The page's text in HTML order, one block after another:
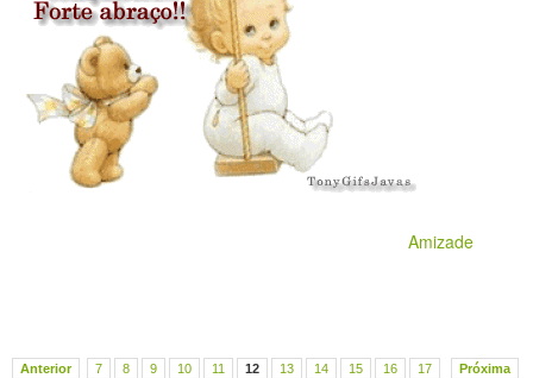
Amizade
Anterior 7 8 9 10 11 12 13 14 15 16 17 Próxima